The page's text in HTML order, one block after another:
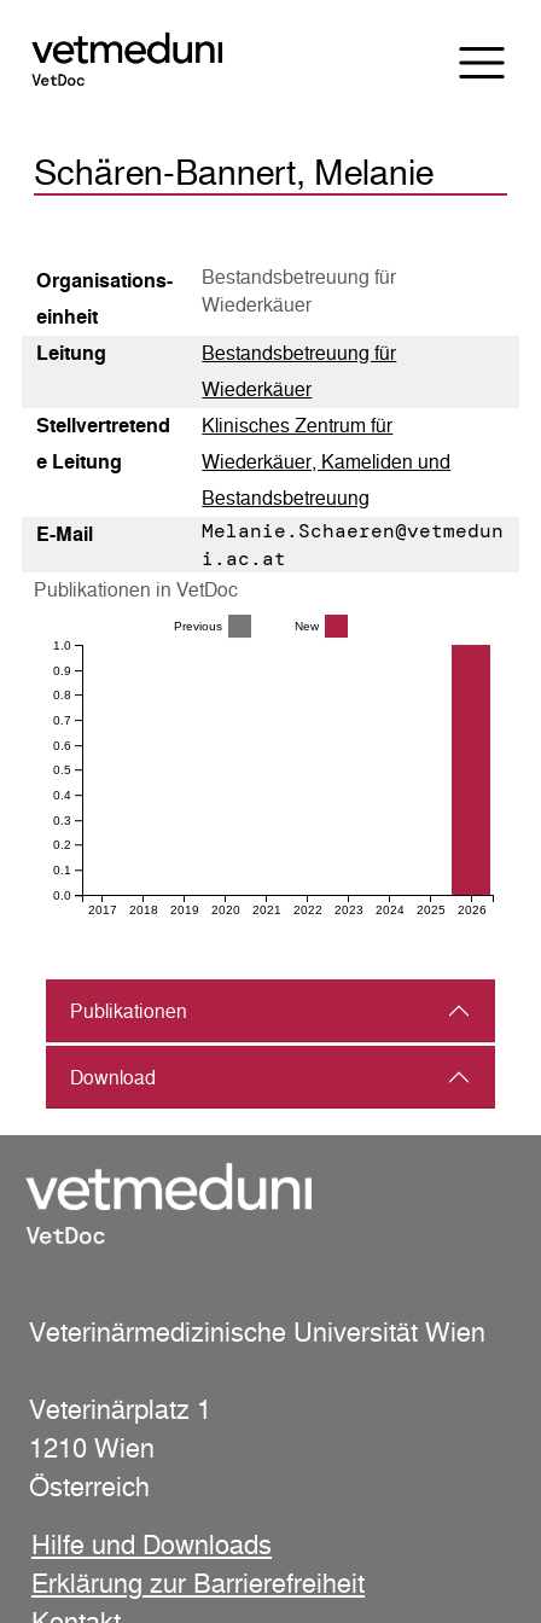
Schären-Bannert, Melanie
Organisations­
einheit
Bestandsbetreuung für
Wiederkäuer
Leitung
Bestandsbetreuung für
Wiederkäuer
Stellvertretend
e Leitung
Klinisches Zentrum für
Wiederkäuer, Kameliden und
Bestandsbetreuung
E-Mail
Melanie.Schaeren@vetmedun
i.ac.at
Publikationen in VetDoc
2017 2018 2019 2020 2021 2022 2023 2024 2025 2026
0.0
0.1
0.2
0.3
0.4
0.5
0.6
0.7
0.8
0.9
1.0
Previous New
Publikationen
Download
Veterinärmedizinische Universität Wien
Veterinärplatz 1
1210 Wien
Österreich
Hilfe und Downloads
Erklärung zur Barrierefreiheit